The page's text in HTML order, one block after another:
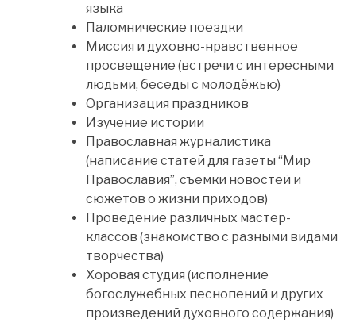
языка
Паломнические поездки
Миссия и духовно-нравственное
просвещение (встречи с интересными
людьми, беседы с молодёжью)
Организация праздников
Изучение истории
Православная журналистика
(написание статей для газеты “Мир
Православия”, съемки новостей и
сюжетов о жизни приходов)
Проведение различных мастер-
классов (знакомство с разными видами
творчества)
Хоровая студия (исполнение
богослужебных песнопений и других
произведений духовного содержания)